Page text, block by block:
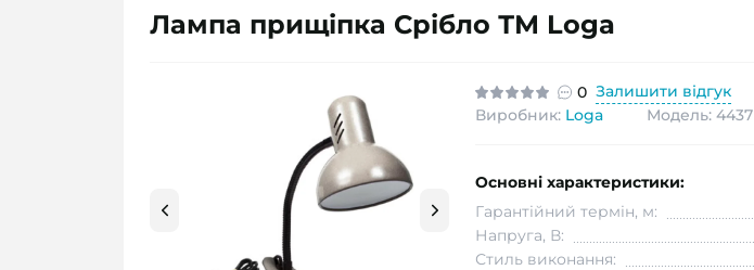
Лампа прищіпка Срібло ТМ Loga
0 Залишити відгук
Виробник: Loga Модель: 4437
Основні характеристики:
Гарантійний термін, м:
Напруга, В:
Стиль виконання: